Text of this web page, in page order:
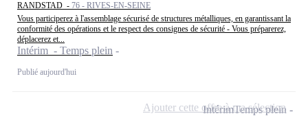
RANDSTAD - 76 - RIVES-EN-SEINE
Vous participerez à l'assemblage sécurisé de structures métalliques, en garantissant la
conformité des opérations et le respect des consignes de sécurité - Vous préparerez,
déplacerez et...
Intérim - Temps plein
Publié aujourd'hui
IntérimTemps plein
Ajouter cette offre à ma sélection